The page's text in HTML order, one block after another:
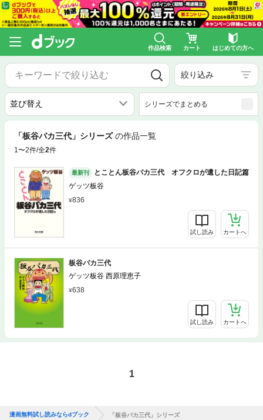
作品検索 カート はじめての方へ
絞り込み
シリーズでまとめる
「板谷バカ三代」シリーズ の作品一覧
1〜2件/全2件
最新刊
とことん板谷バカ三代 オフクロが遺した日記篇
ゲッツ板谷
836
試し読み カートへ
板谷バカ三代
ゲッツ板谷 西原理恵子
638
試し読み カートへ
1
漫画無料試し読みならdブック 「板谷バカ三代」シリーズ